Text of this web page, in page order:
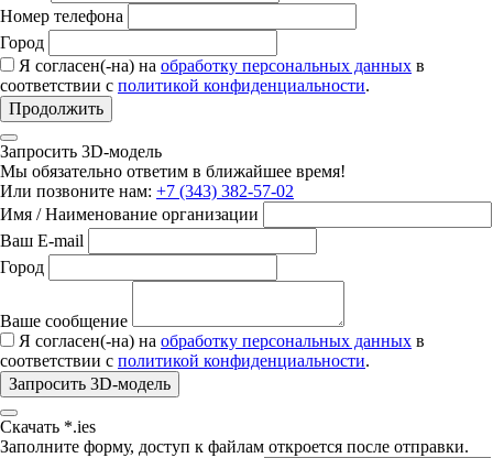
Номер телефона
Город
Я согласен(-на) на обработку персональных данных в
соответствии с политикой конфиденциальности.
Продолжить
Запросить 3D-модель
Мы обязательно ответим в ближайшее время!
Или позвоните нам: +7 (343) 382-57-02
Имя / Наименование организации
Ваш E-mail
Город
Ваше сообщение
Я согласен(-на) на обработку персональных данных в
соответствии с политикой конфиденциальности.
Запросить 3D-модель
Скачать *.ies
Заполните форму, доступ к файлам откроется после отправки.